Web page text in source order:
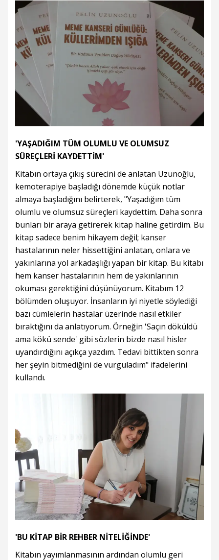
'YAŞADIĞIM TÜM OLUMLU VE OLUMSUZ
SÜREÇLERİ KAYDETTİM'
Kitabın ortaya çıkış sürecini de anlatan Uzunoğlu,
kemoterapiye başladığı dönemde küçük notlar
almaya başladığını belirterek, "Yaşadığım tüm
olumlu ve olumsuz süreçleri kaydettim. Daha sonra
bunları bir araya getirerek kitap haline getirdim. Bu
kitap sadece benim hikayem değil; kanser
hastalarının neler hissettiğini anlatan, onlara ve
yakınlarına yol arkadaşlığı yapan bir kitap. Bu kitabı
hem kanser hastalarının hem de yakınlarının
okuması gerektiğini düşünüyorum. Kitabım 12
bölümden oluşuyor. İnsanların iyi niyetle söylediği
bazı cümlelerin hastalar üzerinde nasıl etkiler
bıraktığını da anlatıyorum. Örneğin 'Saçın döküldü
ama kökü sende' gibi sözlerin bizde nasıl hisler
uyandırdığını açıkça yazdım. Tedavi bittikten sonra
her şeyin bitmediğini de vurguladım" ifadelerini
kullandı.
'BU KİTAP BİR REHBER NİTELİĞİNDE'
Kitabın yayımlanmasının ardından olumlu geri